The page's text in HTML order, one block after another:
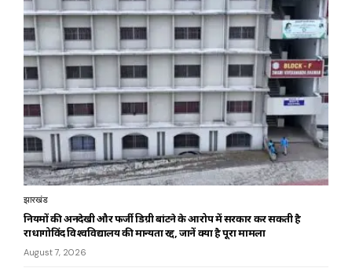
झारखंड
नियमों की अनदेखी और फर्जी डिग्री बांटने के आरोप में सरकार कर सकती है
राधागोविंद विश्वविद्यालय की मान्यता रद्द, जानें क्या है पूरा मामला
August 7, 2026